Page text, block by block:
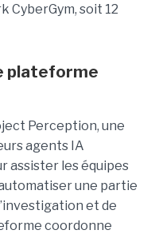
CyberGym, soit 12
plateforme
Perception, une
agents IA
assister les équipes
une partie
et de
coordonne